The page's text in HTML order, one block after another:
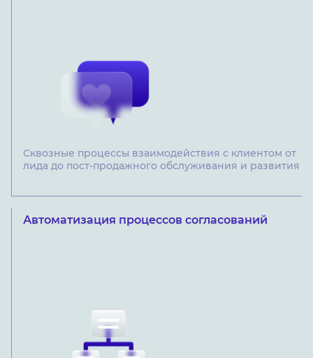
Сквозные процессы взаимодействия с клиентом от
лида до пост-продажного обслуживания и развития
Автоматизация процессов согласований